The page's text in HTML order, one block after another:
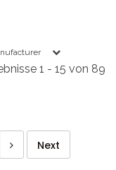
1 - 15 von 89
Next